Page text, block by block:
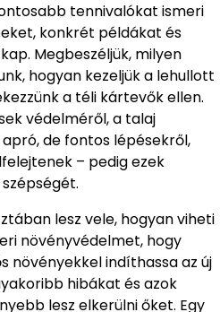
tennivalókat ismeri
konkrét példákat és
Megbeszéljük, milyen
hogyan kezeljük a lehullott
a téli kártevők ellen.
védelméről, a talaj
de fontos lépésekről,
– pedig ezek
lesz vele, hogyan viheti
növényvédelmet, hogy
növényekkel indíthassa az új
hibákat és azok
lesz elkerülni őket. Egy